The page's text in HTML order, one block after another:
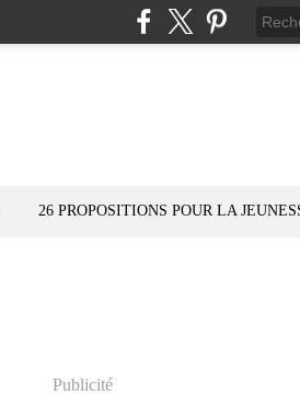
26 PROPOSITIONS POUR LA
Publicité